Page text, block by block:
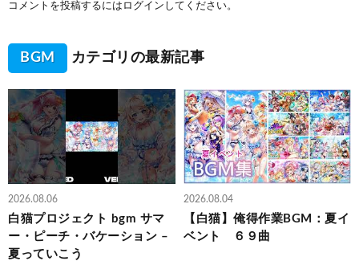
コメントを投稿するには ログイン してください。
BGM カテゴリの最新記事
2026.08.06
白猫プロジェクト bgm サマ
ー・ピーチ・バケーション –
夏っていこう
2026.08.04
【白猫】俺得作業BGM：夏イ
ベント ６９曲